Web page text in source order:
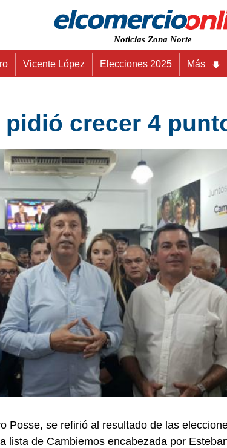
Noticias Zona Norte
Vicente López Elecciones 2025 Más
crecer 4
Posse, se refirió al resultado de las
lista de Cambiemos encabezada por